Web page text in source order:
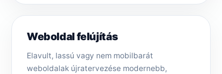
Weboldal felújítás
Elavult, lassú vagy nem mobilbarát
weboldalak újratervezése modernebb,